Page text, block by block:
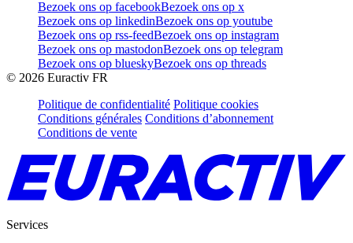
Bezoek ons op facebookBezoek ons op x
Bezoek ons op linkedinBezoek ons op youtube
Bezoek ons op rss-feedBezoek ons op instagram
Bezoek ons op mastodonBezoek ons op telegram
Bezoek ons op blueskyBezoek ons op threads
© 2026 Euractiv FR
Politique de confidentialité Politique cookies
Conditions générales Conditions d’abonnement
Conditions de vente
Services